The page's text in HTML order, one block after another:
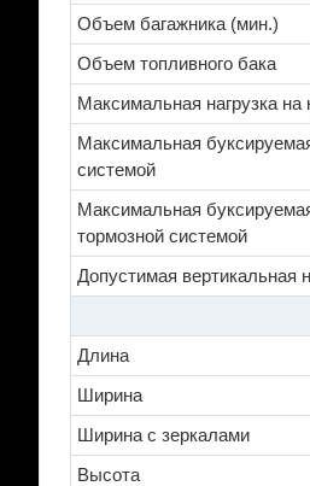
Объем багажника (мин.)
Объем топливного бака
Максимальная нагрузка
Максимальная
системой
Максимальная
тормозной системой
Допустимая вертикальная
Длина
Ширина
Ширина с зеркалами
Высота